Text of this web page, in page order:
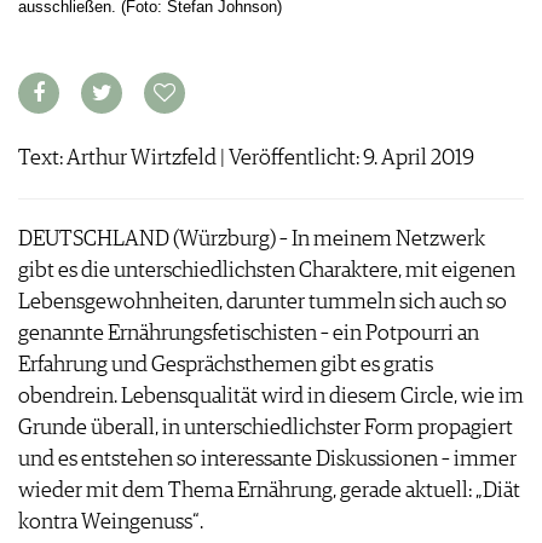
ARCHIV
ANMELDEN
AWARDS
TRINKREIFETABELLE
ABO
WEINSUCHE
NEWSLETTER
WINE TRADE CLUB
REDAKTION
JOBS
WERBUNG
PRESSE
IMPRESSUM
ausschließen. (Foto: Stefan Johnson)
Text: Arthur Wirtzfeld | Veröffentlicht: 9. April 2019
DEUTSCHLAND (Würzburg) – In meinem Netzwerk
gibt es die unterschiedlichsten Charaktere, mit eigenen
Lebensgewohnheiten, darunter tummeln sich auch so
genannte Ernährungsfetischisten – ein Potpourri an
Erfahrung und Gesprächsthemen gibt es gratis
obendrein. Lebensqualität wird in diesem Circle, wie im
Grunde überall, in unterschiedlichster Form propagiert
und es entstehen so interessante Diskussionen – immer
wieder mit dem Thema Ernährung, gerade aktuell: „Diät
kontra Weingenuss“.